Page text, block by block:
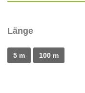
Länge
5 m 100 m